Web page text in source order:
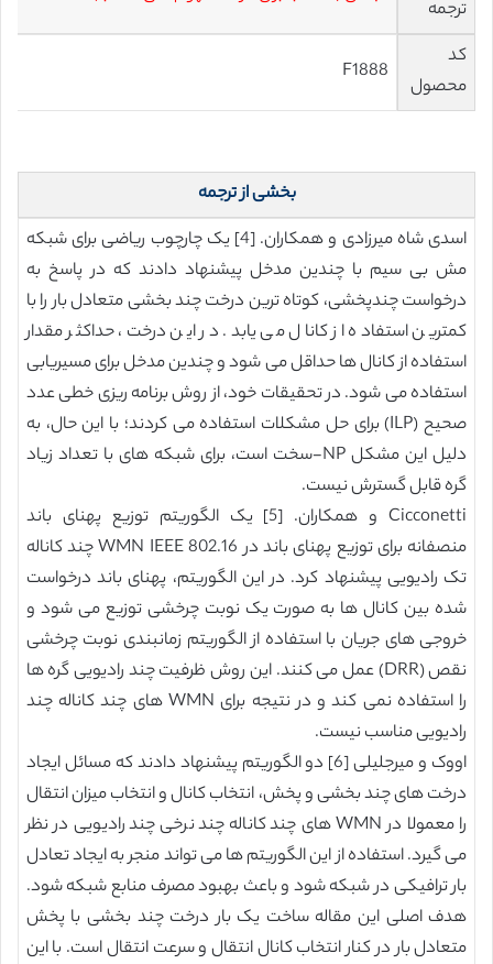
ترجمه
کد
محصول
F1888
بخشی از ترجمه
اسدی شاه میرزادی و همکاران. [4] یک چارچوب ریاضی برای شبکه
مش بی سیم با چندین مدخل پیشنهاد دادند که در پاسخ به
درخواست چندپخشی، کوتاه ترین درخت چند بخشی متعادل بار را با
کمترین استفاده از کانال می یابد. در این درخت، حداکثر مقدار
استفاده از کانال ها حداقل می شود و چندین مدخل برای مسیریابی
استفاده می شود. در تحقیقات خود، از روش برنامه ریزی خطی عدد
صحیح (ILP) برای حل مشکلات استفاده می کردند؛ با این حال، به
دلیل این مشکل NP-سخت است، برای شبکه های با تعداد زیاد
گره قابل گسترش نیست.
Cicconetti و همکاران. [5] یک الگوریتم توزیع پهنای باند
منصفانه برای توزیع پهنای باند در WMN IEEE 802.16 چند کاناله
تک رادیویی پیشنهاد کرد. در این الگوریتم، پهنای باند درخواست
شده بین کانال ها به صورت یک نوبت چرخشی توزیع می شود و
خروجی های جریان با استفاده از الگوریتم زمانبندی نوبت چرخشی
نقص (DRR) عمل می کنند. این روش ظرفیت چند رادیویی گره ها
را استفاده نمی کند و در نتیجه برای WMN های چند کاناله چند
رادیویی مناسب نیست.
اووک و میرجلیلی [6] دو الگوریتم پیشنهاد دادند که مسائل ایجاد
درخت های چند بخشی و پخش، انتخاب کانال و انتخاب میزان انتقال
را معمولا در WMN های چند کاناله چند نرخی چند رادیویی در نظر
می گیرد. استفاده از این الگوریتم ها می تواند منجر به ایجاد تعادل
بار ترافیکی در شبکه شود و باعث بهبود مصرف منابع شبکه شود.
هدف اصلی این مقاله ساخت یک بار درخت چند بخشی با پخش
متعادل بار در کنار انتخاب کانال انتقال و سرعت انتقال است. با این